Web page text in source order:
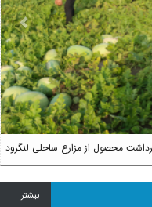
محصول از مزارع ساحلی لنگرود
بيشتر ...